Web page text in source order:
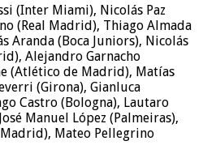
(Inter Miami), Nicolás Paz
(Real Madrid), Thiago Almada
Aranda (Boca Juniors), Nicolás
Alejandro Garnacho
(Atlético de Madrid), Matías
(Girona), Gianluca
Castro (Bologna), Lautaro
Manuel López (Palmeiras),
Mateo Pellegrino